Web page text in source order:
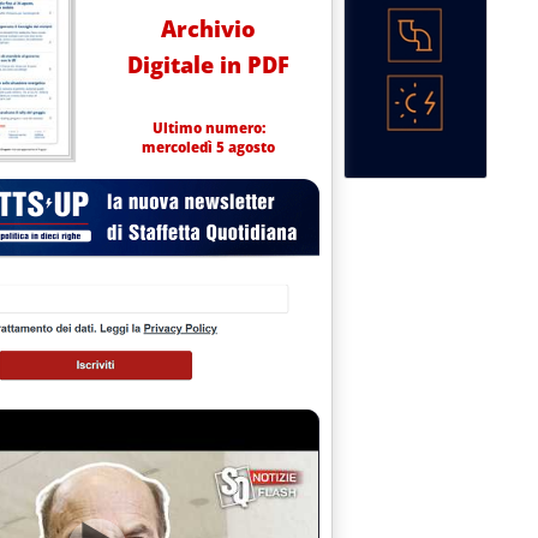
Archivio
Digitale in PDF
Ultimo numero:
mercoledì 5 agosto